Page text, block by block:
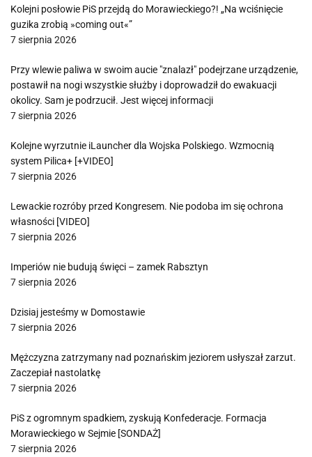
Kolejni posłowie PiS przejdą do Morawieckiego?! „Na wciśnięcie
guzika zrobią »coming out«”
7 sierpnia 2026
Przy wlewie paliwa w swoim aucie "znalazł" podejrzane urządzenie,
postawił na nogi wszystkie służby i doprowadził do ewakuacji
okolicy. Sam je podrzucił. Jest więcej informacji
7 sierpnia 2026
Kolejne wyrzutnie iLauncher dla Wojska Polskiego. Wzmocnią
system Pilica+ [+VIDEO]
7 sierpnia 2026
Lewackie rozróby przed Kongresem. Nie podoba im się ochrona
własności [VIDEO]
7 sierpnia 2026
Imperiów nie budują święci – zamek Rabsztyn
7 sierpnia 2026
Dzisiaj jesteśmy w Domostawie
7 sierpnia 2026
Mężczyzna zatrzymany nad poznańskim jeziorem usłyszał zarzut.
Zaczepiał nastolatkę
7 sierpnia 2026
PiS z ogromnym spadkiem, zyskują Konfederacje. Formacja
Morawieckiego w Sejmie [SONDAŻ]
7 sierpnia 2026